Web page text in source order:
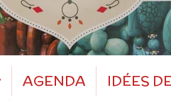
AGENDA IDÉES